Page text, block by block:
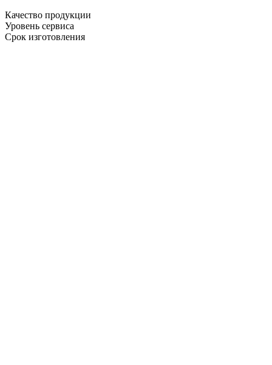
Качество продукции
Уровень сервиса
Срок изготовления